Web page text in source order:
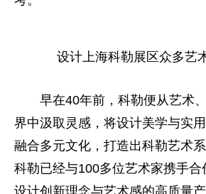
设计上海科勒展区众多艺
早在40年前，科勒便从艺术
界中汲取灵感，将设计美学与实
融合多元文化，打造出科勒艺术
科勒已经与100多位艺术家携手